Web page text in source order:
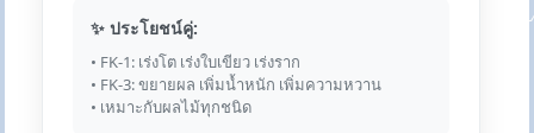
✨ ประโยชน์คู่:
• FK-1: เร่งโต เร่งใบเขียว เร่งราก
• FK-3: ขยายผล เพิ่มน้ำหนัก เพิ่มความหวาน
• เหมาะกับผลไม้ทุกชนิด